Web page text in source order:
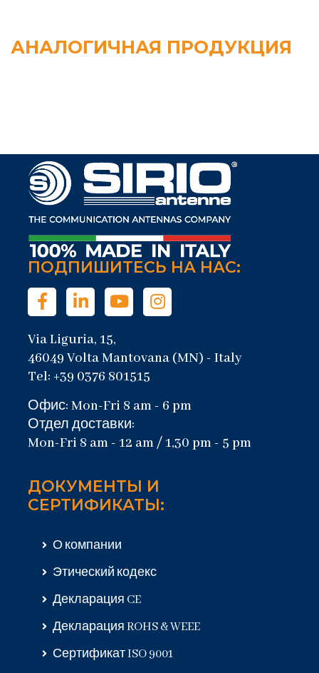
АНАЛОГИЧНАЯ ПРОДУКЦИЯ
ПОДПИШИТЕСЬ НА НАС:
Via Liguria, 15,
46049 Volta Mantovana (MN) - Italy
Tel: +39 0376 801515
Офис: Mon-Fri 8 am - 6 pm
Отдел доставки:
Mon-Fri 8 am - 12 am / 1,30 pm - 5 pm
ДОКУМЕНТЫ И
СЕРТИФИКАТЫ:
О компании
Этический кодекс
Декларация CE
Декларация ROHS & WEEE
Сертификат ISO 9001